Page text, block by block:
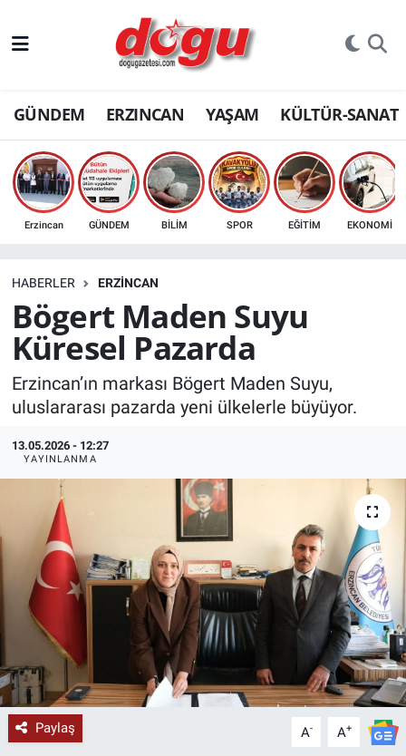
GÜNDEM ERZINCAN YAŞAM KÜLTÜR-SANAT
Erzincan GÜNDEM BİLİM SPOR EĞİTİM EKONOMİ
HABERLER ERZINCAN
Bögert Maden Suyu
Küresel Pazarda
Erzincan’ın markası Bögert Maden Suyu,
uluslararası pazarda yeni ülkelerle büyüyor.
13.05.2026 - 12:27
YAYINLANMA
Paylaş A- A+
ERZINCAN
GÜNDEM
ERZİNCAN FOTOĞRAFLARI
SAĞLIK
Bilim, teknoloji
GENEL
KÜLTÜR-SANAT
Yerel Haber
Politika
SPOR
YAŞAM
RESMİ İLAN